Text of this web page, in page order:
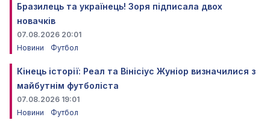
Бразилець та українець! Зоря підписала двох
новачків
07.08.2026 20:01
Новини
Футбол
Кінець історії: Реал та Вінісіус Жуніор визначилися з
майбутнім футболіста
07.08.2026 19:01
Новини
Футбол